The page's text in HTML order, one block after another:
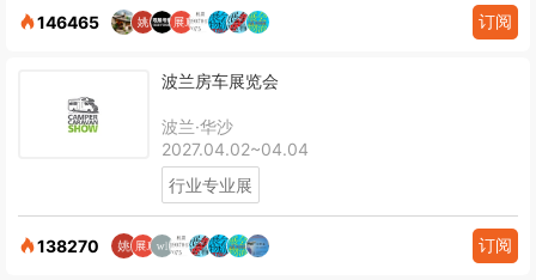
146465 订阅
波兰房车展览会
波兰·华沙
2027.04.02~04.04
行业专业展
138270 订阅